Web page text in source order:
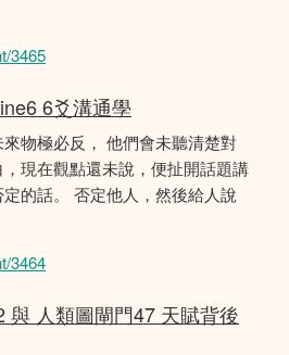
3465
6爻溝通學
物極必反， 他們會未聽清楚對
現在觀點還未說，便扯開話題講
的話。 否定他人，然後給人說
3464
與 人類圖閘門47 天賦背後